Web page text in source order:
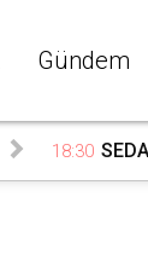
Gündem
18:30